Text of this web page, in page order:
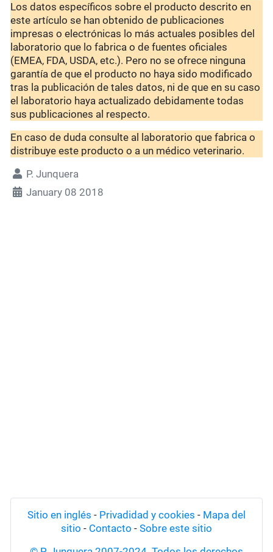
Los datos específicos sobre el producto descrito en
este artículo se han obtenido de publicaciones
impresas o electrónicas lo más actuales posibles del
laboratorio que lo fabrica o de fuentes oficiales
(EMEA, FDA, USDA, etc.). Pero no se ofrece ninguna
garantía de que el producto no haya sido modificado
tras la publicación de tales datos, ni de que en su caso
el laboratorio haya actualizado debidamente todas
sus publicaciones al respecto.
En caso de duda consulte al laboratorio que fabrica o
distribuye este producto o a un médico veterinario.
P. Junquera
January 08 2018
Sitio en inglés - Privadidad y cookies - Mapa del
sitio - Contacto - Sobre este sitio